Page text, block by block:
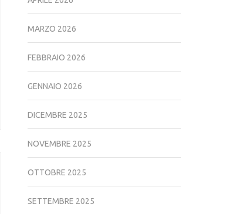
APRILE 2026
MARZO 2026
FEBBRAIO 2026
GENNAIO 2026
DICEMBRE 2025
NOVEMBRE 2025
OTTOBRE 2025
SETTEMBRE 2025